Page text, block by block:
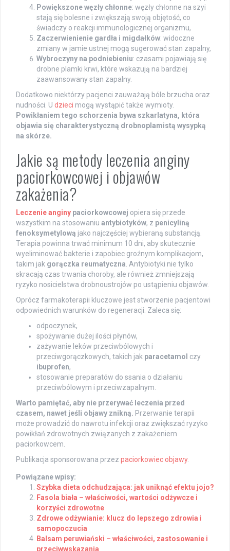
Powiększone węzły chłonne: węzły chłonne na szyi
stają się bolesne i zwiększają swoją objętość, co
świadczy o reakcji immunologicznej organizmu,
Zaczerwienienie gardła i migdałków: widoczne
zmiany w jamie ustnej mogą sugerować stan zapalny,
Wybroczyny na podniebieniu: czasami pojawiają się
drobne plamki krwi, które wskazują na bardziej
zaawansowany stan zapalny.
Dodatkowo niektórzy pacjenci zauważają bóle brzucha oraz
nudności. U dzieci mogą wystąpić także wymioty.
Powikłaniem tego schorzenia bywa szkarlatyna, która
objawia się charakterystyczną drobnoplamistą wysypką
na skórze.
Jakie są metody leczenia anginy
paciorkowcowej i objawów
zakażenia?
Leczenie anginy paciorkowcowej opiera się przede
wszystkim na stosowaniu antybiotyków, z penicyliną
fenoksymetylową jako najczęściej wybieraną substancją.
Terapia powinna trwać minimum 10 dni, aby skutecznie
wyeliminować bakterie i zapobiec groźnym komplikacjom,
takim jak gorączka reumatyczna. Antybiotyki nie tylko
skracają czas trwania choroby, ale również zmniejszają
ryzyko nosicielstwa drobnoustrojów po ustąpieniu objawów.
Oprócz farmakoterapii kluczowe jest stworzenie pacjentowi
odpowiednich warunków do regeneracji. Zaleca się:
odpoczynek,
spożywanie dużej ilości płynów,
zażywanie leków przeciwbólowych i
przeciwgorączkowych, takich jak paracetamol czy
ibuprofen,
stosowanie preparatów do ssania o działaniu
przeciwbólowym i przeciwzapalnym.
Warto pamiętać, aby nie przerywać leczenia przed
czasem, nawet jeśli objawy znikną. Przerwanie terapii
może prowadzić do nawrotu infekcji oraz zwiększać ryzyko
powikłań zdrowotnych związanych z zakażeniem
paciorkowcem.
Publikacja sponsorowana przez paciorkowiec objawy.
Powiązane wpisy:
Szybka dieta odchudzająca: jak uniknąć efektu jojo?
Fasola biała – właściwości, wartości odżywcze i
korzyści zdrowotne
Zdrowe odżywianie: klucz do lepszego zdrowia i
samopoczucia
Balsam peruwiański – właściwości, zastosowanie i
przeciwwskazania